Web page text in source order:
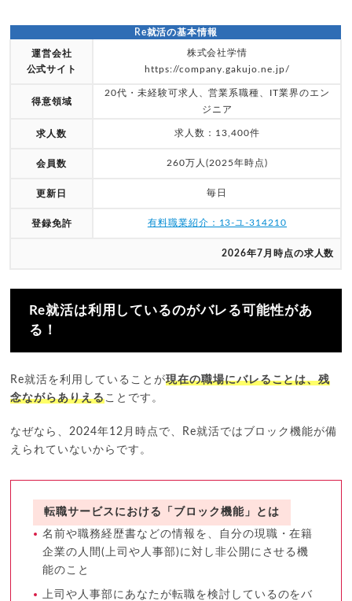
Re就活の基本情報
運営会社
公式サイト
株式会社学情
https://company.gakujo.ne.jp/
得意領域
20代・未経験可求人、営業系職種、IT業界のエン
ジニア
求人数 求人数：13,400件
会員数 260万人(2025年時点)
更新日 毎日
登録免許 有料職業紹介：13-ユ-314210
2026年7月時点の求人数
Re就活は利用しているのがバレる可能性があ
る！
Re就活を利用していることが現在の職場にバレることは、残
念ながらありえることです。
なぜなら、2024年12月時点で、Re就活ではブロック機能が備
えられていないからです。
転職サービスにおける「ブロック機能」とは
名前や職務経歴書などの情報を、自分の現職・在籍
企業の人間(上司や人事部)に対し非公開にさせる機
能のこと
上司や人事部にあなたが転職を検討しているのをバ